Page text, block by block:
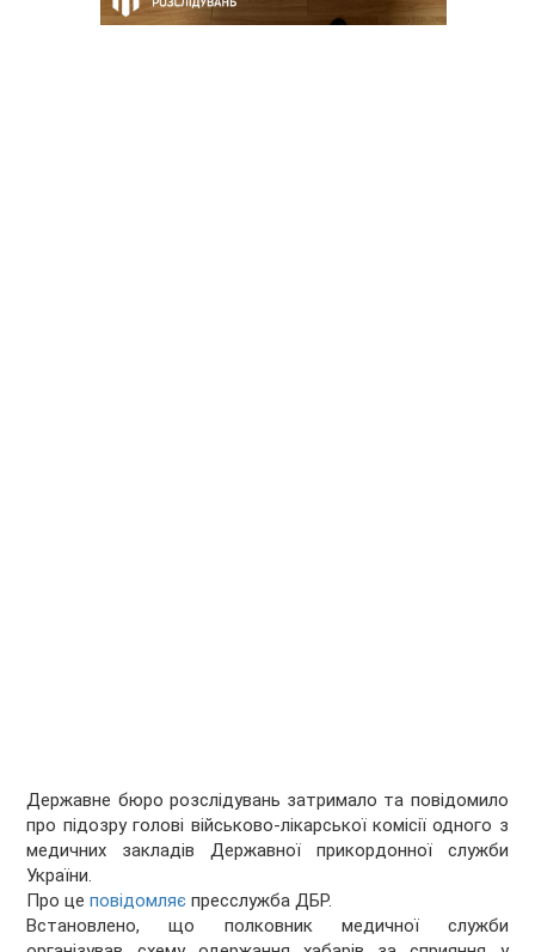
Державне бюро розслідувань затримало та повідомило
про підозру голові військово-лікарської комісії одного з
медичних закладів Державної прикордонної служби
України.
Про цеповідомляє пресслужба ДБР.
Встановлено, що полковник медичної служби